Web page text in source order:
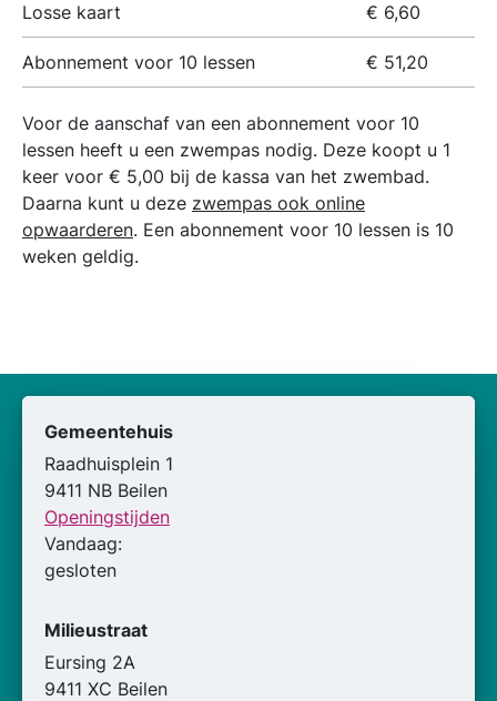
Losse kaart € 6,60
Abonnement voor 10 lessen € 51,20
Voor de aanschaf van een abonnement voor 10
lessen heeft u een zwempas nodig. Deze koopt u 1
keer voor € 5,00 bij de kassa van het zwembad.
Daarna kunt u deze zwempas ook online
opwaarderen. Een abonnement voor 10 lessen is 10
weken geldig.
Gemeentehuis
Raadhuisplein 1
9411 NB Beilen
Openingstijden
Vandaag:
gesloten
Milieustraat
Eursing 2A
9411 XC Beilen